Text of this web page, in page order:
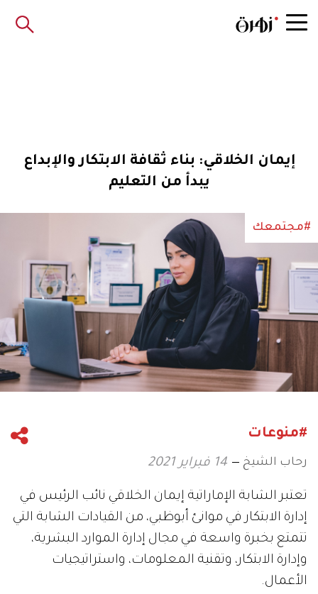
إيمان الخلاقي: بناء ثقافة الابتكار والإبداع
يبدأ من التعليم
#مجتمعك
#منوعات
رحاب الشيخ 14 فبراير 2021
تعتبر الشابة الإماراتية إيمان الخلاقي نائب الرئيس في
إدارة الابتكار في موانئ أبوظبي، من القيادات الشابة التي
تتمتع بخبرة واسعة في مجال إدارة الموارد البشرية،
وإدارة الابتكار، وتقنية المعلومات، واستراتيجيات
الأعمال.